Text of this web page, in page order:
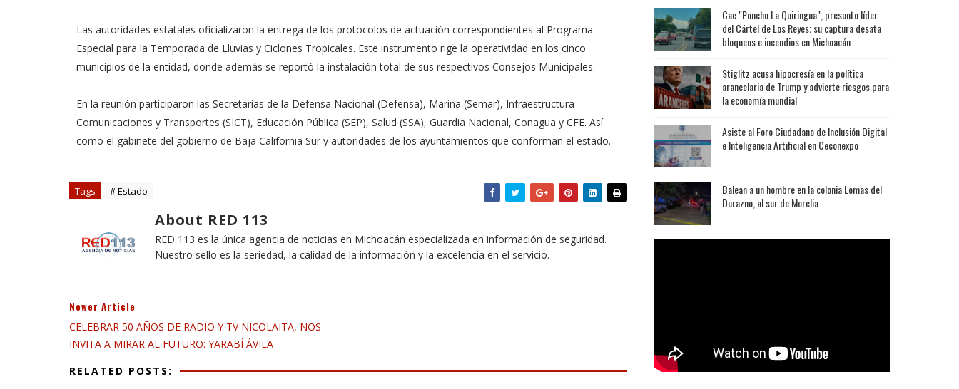
Las autoridades estatales oficializaron la entrega de los protocolos de actuación correspondientes al Programa
Especial para la Temporada de Lluvias y Ciclones Tropicales. Este instrumento rige la operatividad en los cinco
municipios de la entidad, donde además se reportó la instalación total de sus respectivos Consejos Municipales.
En la reunión participaron las Secretarías de la Defensa Nacional (Defensa), Marina (Semar), Infraestructura
Comunicaciones y Transportes (SICT), Educación Pública (SEP), Salud (SSA), Guardia Nacional, Conagua y CFE. Así
como el gabinete del gobierno de Baja California Sur y autoridades de los ayuntamientos que conforman el estado.
Tags # Estado
About RED 113
RED 113 es la única agencia de noticias en Michoacán especializada en información de seguridad.
Nuestro sello es la seriedad, la calidad de la información y la excelencia en el servicio.
Newer Article
CELEBRAR 50 AÑOS DE RADIO Y TV NICOLAITA, NOS
INVITA A MIRAR AL FUTURO: YARABÍ ÁVILA
RELATED POSTS:
Cae "Poncho La Quiringua", presunto líder
del Cártel de Los Reyes; su captura desata
bloqueos e incendios en Michoacán
Stiglitz acusa hipocresía en la política
arancelaria de Trump y advierte riesgos para
la economía mundial
Asiste al Foro Ciudadano de Inclusión Digital
e Inteligencia Artificial en Ceconexpo
Balean a un hombre en la colonia Lomas del
Durazno, al sur de Morelia